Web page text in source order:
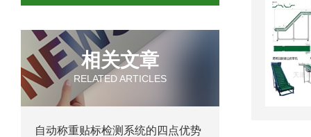
相关文章
RELATED ARTICLES
自动称重贴标检测系统的四点优势